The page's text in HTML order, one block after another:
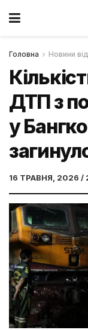
Головна Новини
ДТП з
у
16 ТРАВНЯ, 2026 /